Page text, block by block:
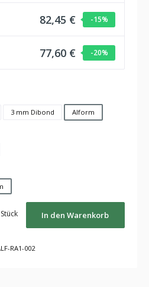
82,45 € -15%
77,60 € -20%
3 mm Dibond Alform
Stück In den Warenkorb
RA1-002